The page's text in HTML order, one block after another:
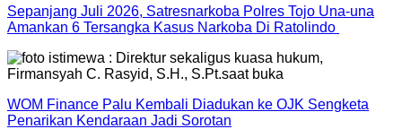
Sepanjang Juli 2026, Satresnarkoba Polres Tojo Una-una
Amankan 6 Tersangka Kasus Narkoba Di Ratolindo
WOM Finance Palu Kembali Diadukan ke OJK Sengketa
Penarikan Kendaraan Jadi Sorotan